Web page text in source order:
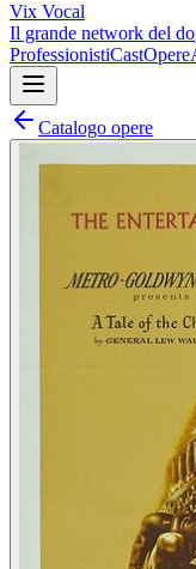
Vix Vocal
Il grande network del
ProfessionistiCastOpere
Catalogo opere